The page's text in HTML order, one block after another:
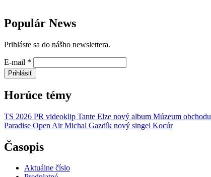
Populár News
Prihláste sa do nášho newslettera.
E-mail *
Prihlásiť
Horúce témy
TS 2026 PR videoklip Tante Elze nový album Múzeum obchodu
Paradise Open Air Michal Gazdík nový singel Kocúr
Časopis
Aktuálne číslo